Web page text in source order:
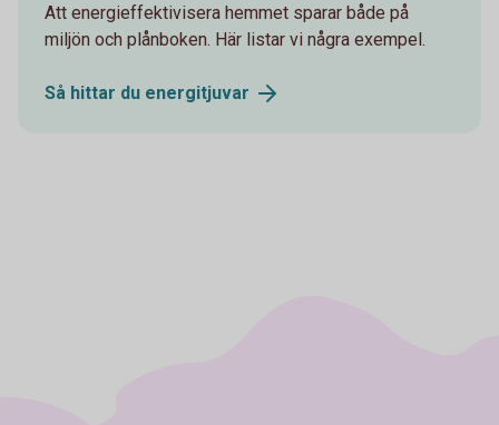
Att energieffektivisera hemmet sparar både på
miljön och plånboken. Här listar vi några exempel.
Så hittar du energitjuvar